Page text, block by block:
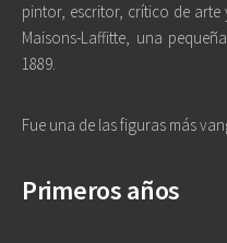
pintor, escritor, crítico de
Maisons-Laffitte, una
1889.
Fue una de las figuras más
Primeros años